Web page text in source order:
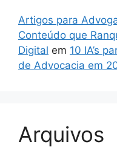
Artigos para
Conteúdo que
Digital em 10 IA’s
de Advocacia em
Arquivos